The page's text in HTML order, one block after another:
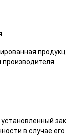
производителя
установленный
в случае